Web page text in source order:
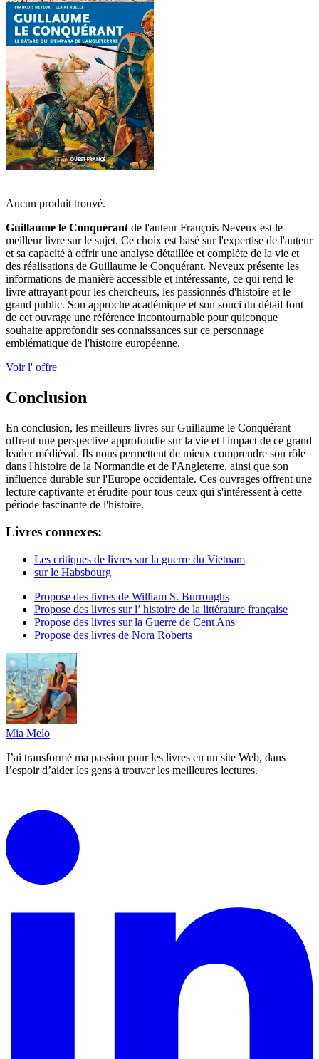
Aucun produit trouvé.
Guillaume le Conquérant de l'auteur François Neveux est le
meilleur livre sur le sujet. Ce choix est basé sur l'expertise de l'auteur
et sa capacité à offrir une analyse détaillée et complète de la vie et
des réalisations de Guillaume le Conquérant. Neveux présente les
informations de manière accessible et intéressante, ce qui rend le
livre attrayant pour les chercheurs, les passionnés d'histoire et le
grand public. Son approche académique et son souci du détail font
de cet ouvrage une référence incontournable pour quiconque
souhaite approfondir ses connaissances sur ce personnage
emblématique de l'histoire européenne.
Voir l' offre
Conclusion
En conclusion, les meilleurs livres sur Guillaume le Conquérant
offrent une perspective approfondie sur la vie et l'impact de ce grand
leader médiéval. Ils nous permettent de mieux comprendre son rôle
dans l'histoire de la Normandie et de l'Angleterre, ainsi que son
influence durable sur l'Europe occidentale. Ces ouvrages offrent une
lecture captivante et érudite pour tous ceux qui s'intéressent à cette
période fascinante de l'histoire.
Livres connexes:
Les critiques de livres sur la guerre du Vietnam
sur le Habsbourg
Propose des livres de William S. Burroughs
Propose des livres sur l’ histoire de la littérature française
Propose des livres sur la Guerre de Cent Ans
Propose des livres de Nora Roberts
Mia Melo
J’ai transformé ma passion pour les livres en un site Web, dans
l’espoir d’aider les gens à trouver les meilleures lectures.